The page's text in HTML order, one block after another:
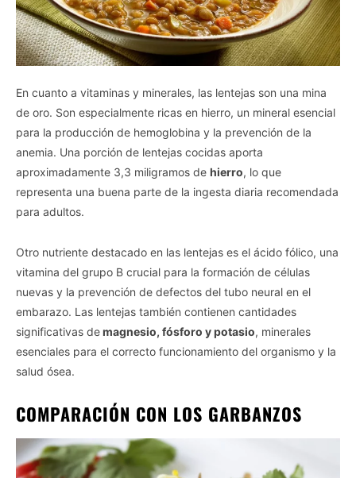
En cuanto a vitaminas y minerales, las lentejas son una mina
de oro. Son especialmente ricas en hierro, un mineral esencial
para la producción de hemoglobina y la prevención de la
anemia. Una porción de lentejas cocidas aporta
aproximadamente 3,3 miligramos de hierro, lo que
representa una buena parte de la ingesta diaria recomendada
para adultos.
Otro nutriente destacado en las lentejas es el ácido fólico, una
vitamina del grupo B crucial para la formación de células
nuevas y la prevención de defectos del tubo neural en el
embarazo. Las lentejas también contienen cantidades
significativas demagnesio, fósforo y potasio, minerales
esenciales para el correcto funcionamiento del organismo y la
salud ósea.
COMPARACIÓN CON LOS GARBANZOS